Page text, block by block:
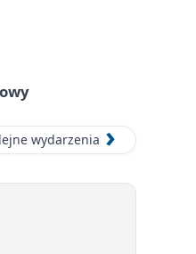
wydarzenia